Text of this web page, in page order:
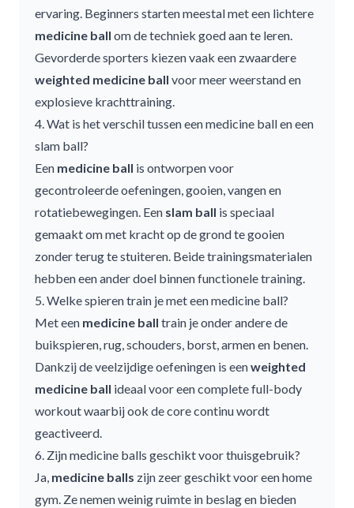
ervaring. Beginners starten meestal met een lichtere
medicine ball om de techniek goed aan te leren.
Gevorderde sporters kiezen vaak een zwaardere
weighted medicine ball voor meer weerstand en
explosieve krachttraining.
4. Wat is het verschil tussen een medicine ball en een
slam ball?
Een medicine ball is ontworpen voor
gecontroleerde oefeningen, gooien, vangen en
rotatiebewegingen. Een slam ball is speciaal
gemaakt om met kracht op de grond te gooien
zonder terug te stuiteren. Beide trainingsmaterialen
hebben een ander doel binnen functionele training.
5. Welke spieren train je met een medicine ball?
Met een medicine ball train je onder andere de
buikspieren, rug, schouders, borst, armen en benen.
Dankzij de veelzijdige oefeningen is eenweighted
medicine ball ideaal voor een complete full-body
workout waarbij ook de core continu wordt
geactiveerd.
6. Zijn medicine balls geschikt voor thuisgebruik?
Ja, medicine balls zijn zeer geschikt voor een home
gym. Ze nemen weinig ruimte in beslag en bieden